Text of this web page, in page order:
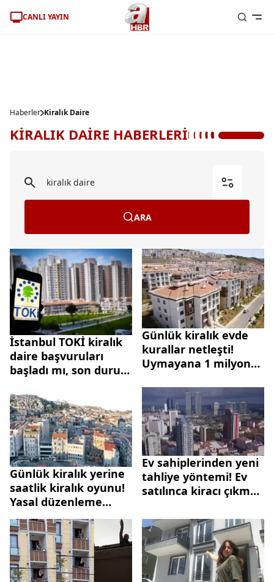
CANLI YAYIN
Haberler Kiralık Daire
KİRALIK DAİRE HABERLERİ
ARA
İstanbul TOKİ kiralık
daire başvuruları
başladı mı, son durum
Konut Projesi'nde
gelir şartı var mı?
Günlük kiralık evde
kurallar netleşti!
Uymayana 1 milyon
Günlük kiralık yerine
saatlik kiralık oyunu!
Yasal düzenleme
sonrası fırsatçılardan
yeni hamle
Ev sahiplerinden yeni
tahliye yöntemi! Ev
satılınca kiracı çıkmak